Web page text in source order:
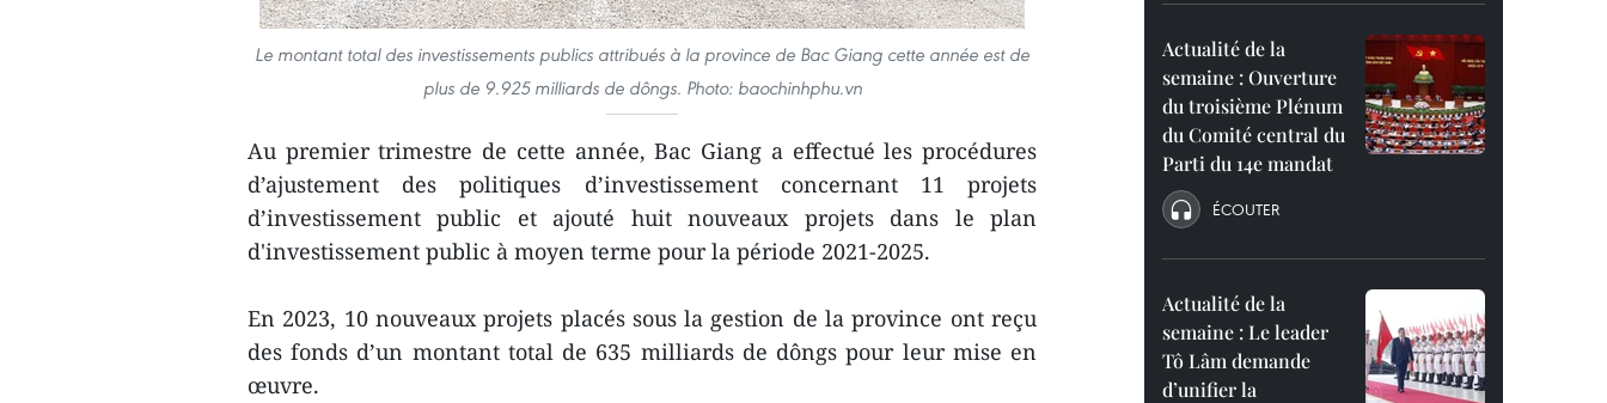
Le montant total des investissements publics attribués à la province de Bac Giang cette année est de
plus de 9.925 milliards de dôngs. Photo: baochinhphu.vn
Au premier trimestre de cette année, Bac Giang a effectué les procédures
d’ajustement des politiques d’investissement concernant 11 projets
d’investissement public et ajouté huit nouveaux projets dans le plan
d'investissement public à moyen terme pour la période 2021-2025.
En 2023, 10 nouveaux projets placés sous la gestion de la province ont reçu
des fonds d’un montant total de 635 milliards de dôngs pour leur mise en
œuvre.
Actualité de la
semaine : Ouverture
du troisième Plénum
du Comité central du
Parti du 14e mandat
ÉCOUTER
Actualité de la
semaine : Le leader
Tô Lâm demande
d’unifier la